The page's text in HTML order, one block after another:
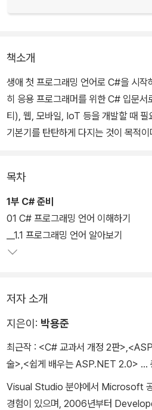
책소개
생애 첫 프로그래밍 언어로 C#을 시작
히 응용 프로그래머를 위한 C# 입문
티), 웹, 모바일, IoT 등을 개발할 때
기본기를 탄탄하게 다지는 것이 목적이
한 ‘핵심 내용’과 ‘학습 순서’로 설명
조각과 실습 예제를 직접 실행하며 실
접한 적이 있는 독자라도 알고 있는 내
것이다.
목차
1부 C# 준비
01 C# 프로그래밍 언어 이해하기
__1.1 프로그래밍 언어 알아보기
저자 소개
지은이: 박용준
최근작 : <C# 교과서 개정 2판>
술> <쉽게 배우는 ASP.NET 2.0> …
Visual Studio 분야에서 Microsoft 공
경험이 있으며, 2006년부터